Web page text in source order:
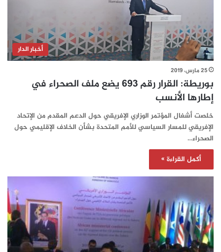
أخبار الدار
25 مارس، 2019
بوريطة: القرار رقم 693 يضع ملف الصحراء في
إطارها الأنسب
خلصت أشغال المؤتمر الوزاري الإفريقي حول الدعم المقدم من الإتحاد
الإفريقي للمسار السياسي للأمم المتحدة بشأن الخلاف الإقليمي حول
الصحراء…
أكمل القراءة »